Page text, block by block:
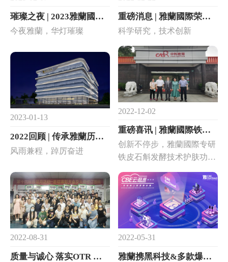
璀璨之夜 | 2023雅蘭國際春茗会 云集八方来客共享盛宴！
今夜雅蘭，华灯璀璨
重磅消息 | 雅蘭國際荣获广东轻工业联合会科学技术进步奖二等奖
科学研究，技术创新
2023-01-13
2022回顾 | 传承雅蘭历史底蕴，树立行业典范！
风雨兼程，踔厉奋进
2022-12-02
重磅喜讯 | 雅蘭國際铁皮石斛发酵荣获“国际先进”权威鉴定！
创新不停步，雅蘭國際专研
铁皮石斛发酵技术护肤功效
研究，不断从中草药文化中
汲取灵感，在产品研发中处
处融合了汉方草本智慧。
2022-08-31
质量与诚心 落实OTR ——第十四届雅蘭质量月活动圆满落幕！
2022-05-31
雅蘭携黑科技&多款爆品在CBE线上展亮相